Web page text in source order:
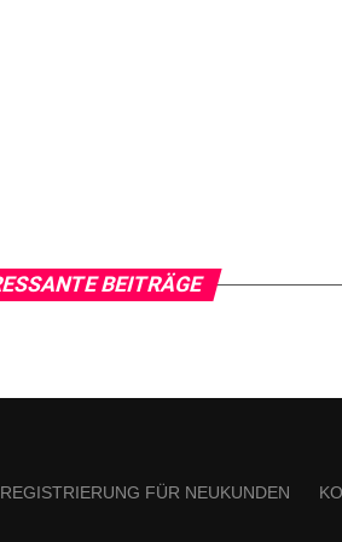
BEITRÄGE
REGISTRIERUNG FÜR NEUKUNDEN